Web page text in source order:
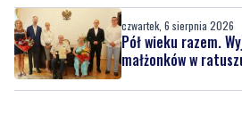
czwartek, 6 sierpnia 2026
Pół wieku razem.
małżonków w